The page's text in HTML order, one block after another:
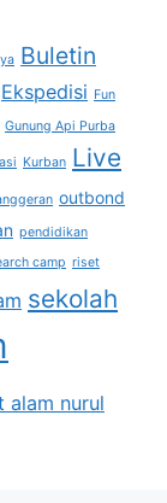
Buletin
Ekspedisi Fun
Gunung Api Purba
Kurban Live
outbond
pendidikan
camp riset
sekolah
alam nurul